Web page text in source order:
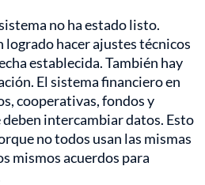
no ha estado listo.
logrado hacer ajustes técnicos
establecida. También hay
El sistema financiero en
cooperativas, fondos y
intercambiar datos. Esto
no todos usan las mismas
mismos acuerdos para